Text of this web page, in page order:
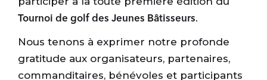
Tournoi de golf des Jeunes Bâtisseurs.
Nous tenons à exprimer notre profonde
gratitude aux organisateurs, partenaires,
commanditaires, bénévoles et participants